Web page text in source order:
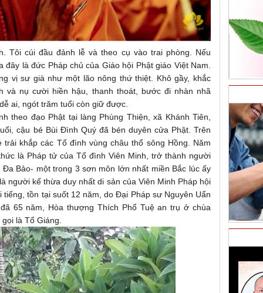
Tôi cúi đầu đảnh lễ và theo cụ vào trai phòng. Nếu
là đức Pháp chủ của Giáo hội Phật giáo Việt Nam.
vị sư già như một lão nông thứ thiệt. Khô gầy, khắc
và nụ cười hiền hậu, thanh thoát, bước đi nhàn nhã
ai, ngót trăm tuổi còn giữ được.
theo đạo Phật tại làng Phùng Thiện, xã Khánh Tiên,
cậu bé Bùi Đình Quý đã bén duyên cửa Phật. Trên
khắp các Tổ đình vùng châu thổ sông Hồng. Năm
là Pháp tử của Tổ đình Viên Minh, trở thành người
Bảo- một trong 3 sơn môn lớn nhất miền Bắc lúc ấy
người kế thừa duy nhất di sản của Viên Minh Pháp hội
tồn tại suốt 12 năm, do Đại Pháp sư Nguyên Uẩn
65 năm, Hòa thượng Thích Phổ Tuệ an trụ ở chùa
là Tổ Giáng.